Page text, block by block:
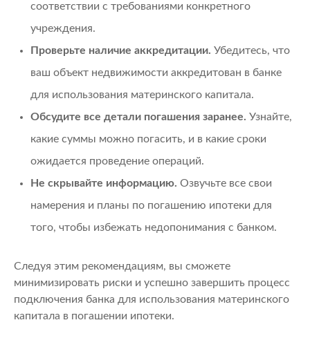
соответствии с требованиями конкретного
учреждения.
Проверьте наличие аккредитации. Убедитесь, что
ваш объект недвижимости аккредитован в банке
для использования материнского капитала.
Обсудите все детали погашения заранее. Узнайте,
какие суммы можно погасить, и в какие сроки
ожидается проведение операций.
Не скрывайте информацию. Озвучьте все свои
намерения и планы по погашению ипотеки для
того, чтобы избежать недопонимания с банком.
Следуя этим рекомендациям, вы сможете
минимизировать риски и успешно завершить процесс
подключения банка для использования материнского
капитала в погашении ипотеки.